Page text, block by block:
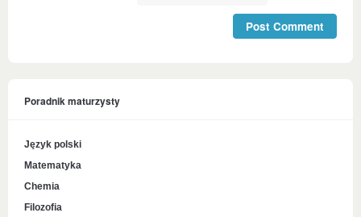
Poradnik maturzysty
Język polski
Matematyka
Chemia
Filozofia